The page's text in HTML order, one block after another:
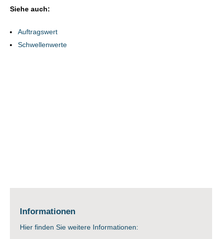
Siehe auch:
Auftragswert
Schwellenwerte
Informationen
Hier finden Sie weitere Informationen: